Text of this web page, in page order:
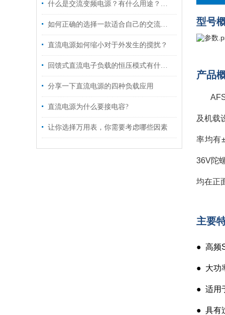
什么是交流变频电源？有什么用途？主要应用哪方面？
如何正确的选择一款适合自己的交流电源
直流电源如何缩小对于外发生的搅扰？
回馈式直流电子负载的恒压模式有什么用途?
分享一下直流电源的四种负载应用
直流电源为什么要接电容?
让你选择万用表，你需要考虑哪些因素
型号
产品
及机载
率均有
36V陀
均在正
主要
● 高频
● 大功
● 适用
● 具有